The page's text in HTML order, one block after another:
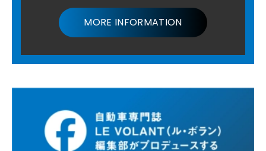
MORE INFORMATION